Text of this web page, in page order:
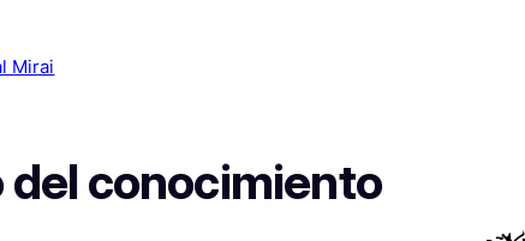
del conocimiento